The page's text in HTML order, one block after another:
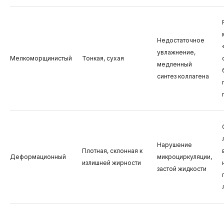
Мелкоморщинистый Тонкая, сухая
Недостаточное
увлажнение,
медленный
синтез коллагена
Деформационный
Плотная, склонная к
излишней жирности
Нарушение
микроциркуляции,
застой жидкости